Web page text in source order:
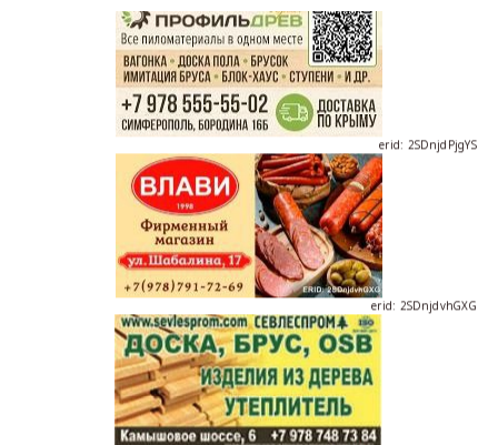
erid: 2SDnjdPjgYS
erid: 2SDnjdvhGXG